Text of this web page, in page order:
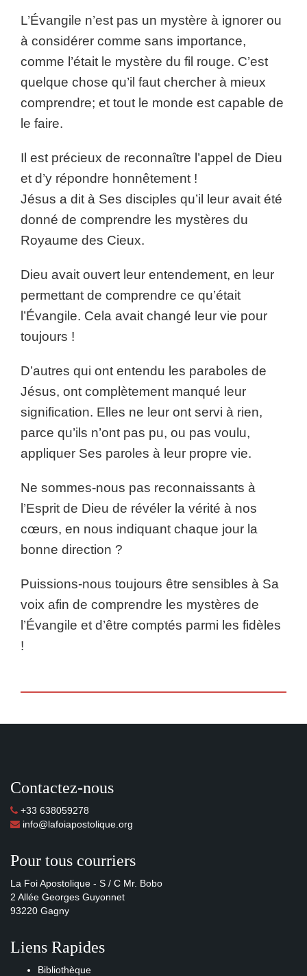
L’Évangile n’est pas un mystère à ignorer ou
à considérer comme sans importance,
comme l’était le mystère du fil rouge. C’est
quelque chose qu’il faut chercher à mieux
comprendre; et tout le monde est capable de
le faire.
Il est précieux de reconnaître l’appel de Dieu
et d’y répondre honnêtement !
Jésus a dit à Ses disciples qu’il leur avait été
donné de comprendre les mystères du
Royaume des Cieux.
Dieu avait ouvert leur entendement, en leur
permettant de comprendre ce qu’était
l’Évangile. Cela avait changé leur vie pour
toujours !
D’autres qui ont entendu les paraboles de
Jésus, ont complètement manqué leur
signification. Elles ne leur ont servi à rien,
parce qu’ils n’ont pas pu, ou pas voulu,
appliquer Ses paroles à leur propre vie.
Ne sommes-nous pas reconnaissants à
l’Esprit de Dieu de révéler la vérité à nos
cœurs, en nous indiquant chaque jour la
bonne direction ?
Puissions-nous toujours être sensibles à Sa
voix afin de comprendre les mystères de
l’Évangile et d’être comptés parmi les fidèles
!
Contactez-nous
+33 638059278
info@lafoiapostolique.org
Pour tous courriers
La Foi Apostolique - S / C Mr. Bobo
2 Allée Georges Guyonnet
93220 Gagny
Liens Rapides
Bibliothèque